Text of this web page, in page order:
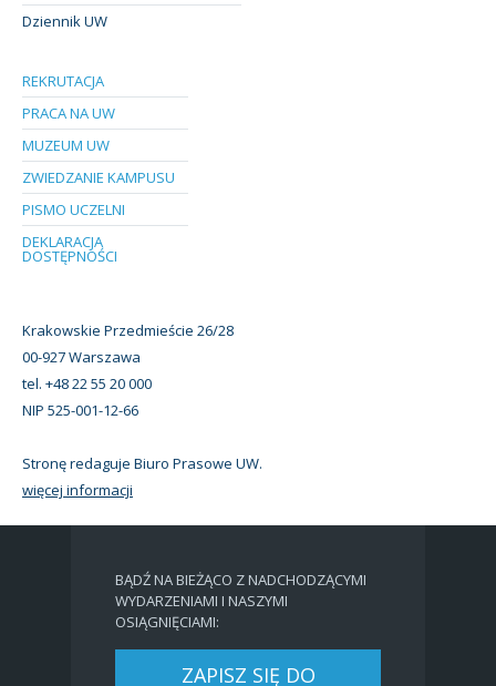
Dziennik UW
REKRUTACJA
PRACA NA UW
MUZEUM UW
ZWIEDZANIE KAMPUSU
PISMO UCZELNI
DEKLARACJA
DOSTĘPNOŚCI
Krakowskie Przedmieście 26/28
00-927 Warszawa
tel. +48 22 55 20 000
NIP 525-001-12-66
Stronę redaguje Biuro Prasowe UW.
więcej informacji
BĄDŹ NA BIEŻĄCO Z NADCHODZĄCYMI
WYDARZENIAMI I NASZYMI
OSIĄGNIĘCIAMI:
ZAPISZ SIĘ DO